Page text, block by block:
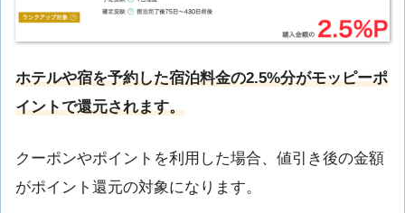
ホテルや宿を予約した宿泊料金の2.5%分がモッピーポ
イントで還元されます。
クーポンやポイントを利用した場合、値引き後の金額
がポイント還元の対象になります。